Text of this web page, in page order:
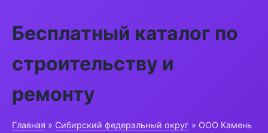
Бесплатный каталог по
строительству и
ремонту
Главная » Сибирский федеральный округ » ООО Камень